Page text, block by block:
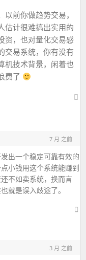
前你做趋势交易，
估计很难搞出实用的
资，也对量化交易感
交易系统，你有没有
机技术背景，闲着也
费了
7 月 之前
出一个稳定可靠有效的
小钱用这个系统能赚到
不如卖系统，换而言
就是误入歧途了。
3 月 之前